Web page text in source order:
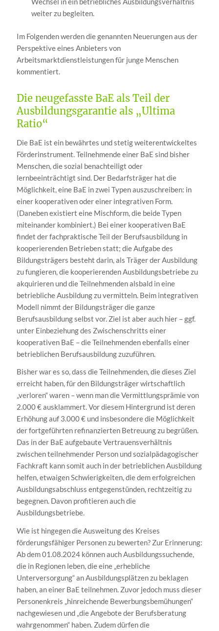
weiter zu begleiten.
Im Folgenden werden die genannten Neuerungen aus der
Perspektive eines Anbieters von
Arbeitsmarktdienstleistungen für junge Menschen
kommentiert.
Die neugefasste BaE als Teil der
Ausbildungsgarantie als „Ultima
Ratio“
Die BaE ist ein bewährtes und stetig weiterentwickeltes
Förderinstrument. Teilnehmende einer BaE sind bisher
Menschen, die sozial benachteiligt oder
lernbeeinträchtigt sind. Der Bedarfsträger hat die
Möglichkeit, eine BaE in zwei Typen auszuschreiben: in
einer kooperativen oder einer integrativen Form.
(Daneben existiert eine Mischform, die beide Typen
miteinander kombiniert.) Bei einer kooperativen BaE
findet der fachpraktische Teil der Berufsausbildung in
kooperierenden Betrieben statt; die Aufgabe des
Bildungsträgers besteht darin, als Träger der Ausbildung
zu fungieren, die kooperierenden Ausbildungsbetriebe zu
akquirieren und die Teilnehmenden alsbald in eine
betriebliche Ausbildung zu vermitteln. Beim integrativen
Modell nimmt der Bildungsträger die ganze
Berufsausbildung selbst vor. Ziel ist aber auch hier – ggf.
unter Einbeziehung des Zwischenschritts einer
kooperativen BaE – die Teilnehmenden ebenfalls einer
betrieblichen Berufsausbildung zuzuführen.
Bisher war es so, dass die Teilnehmenden, die dieses Ziel
erreicht haben, für den Bildungsträger wirtschaftlich
„verloren“ waren – wenn man die Vermittlungsprämie von
2.000 € ausklammert. Vor diesem Hintergrund ist deren
Erhöhung auf 3.000 € und insbesondere die Möglichkeit
der fortgeführten refinanzierten Betreuung zu begrüßen.
Das in der BaE aufgebaute Vertrauensverhältnis
zwischen teilnehmender Person und sozialpädagogischer
Fachkraft kann somit auch in der betrieblichen Ausbildung
helfen, etwaigen Schwierigkeiten, die dem erfolgreichen
Ausbildungsabschluss entgegenstünden, rechtzeitig zu
begegnen. Davon profitieren auch die
Ausbildungsbetriebe.
Wie ist hingegen die Ausweitung des Kreises
förderungsfähiger Personen zu bewerten? Zur Erinnerung:
Ab dem 01.08.2024 können auch Ausbildungssuchende,
die in Regionen leben, die eine „erhebliche
Unterversorgung“ an Ausbildungsplätzen zu beklagen
haben, an einer BaE teilnehmen. Zuvor jedoch muss dieser
Personenkreis „hinreichende Bewerbungsbemühungen“
nachgewiesen und „die Angebote der Berufsberatung
wahrgenommen“ haben. Zudem dürfen die